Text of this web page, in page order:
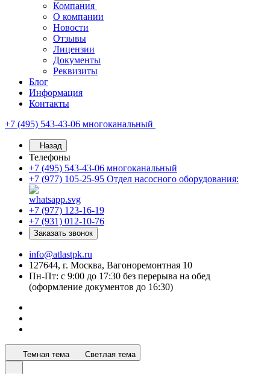
Компания
О компании
Новости
Отзывы
Лицензии
Документы
Реквизиты
Блог
Информация
Контакты
+7 (495) 543-43-06 многоканальный
Назад
Телефоны
+7 (495) 543-43-06 многоканальный
+7 (977) 105-25-95 Отдел насосного оборудования:
+7 (977) 123-16-19
+7 (931) 012-10-76
Заказать звонок
info@atlastpk.ru
127644, г. Москва, Вагоноремонтная 10
Пн-Пт: с 9:00 до 17:30 без перерыва на обед
(оформление документов до 16:30)
Темная тема Светлая тема